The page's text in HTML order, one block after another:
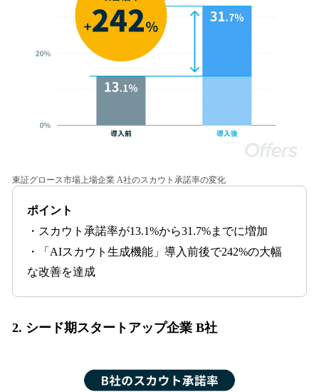
東証グロース市場上場企業 A社のスカウト承諾率の変化
ポイント
・スカウト承諾率が13.1%から31.7%までに増加
・「AIスカウト生成機能」導入前後で242%の大幅
な改善を達成
2. シード期スタートアップ企業 B社